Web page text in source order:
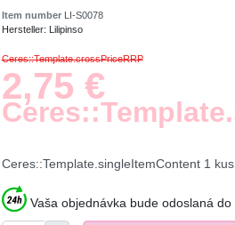
Item number LI-S0078
Hersteller: Lilipinso
Ceres::Template.crossPriceRRP
2,75 €
Ceres::Template.singleItemContent 1 kus
Vaša objednávka bude odoslaná